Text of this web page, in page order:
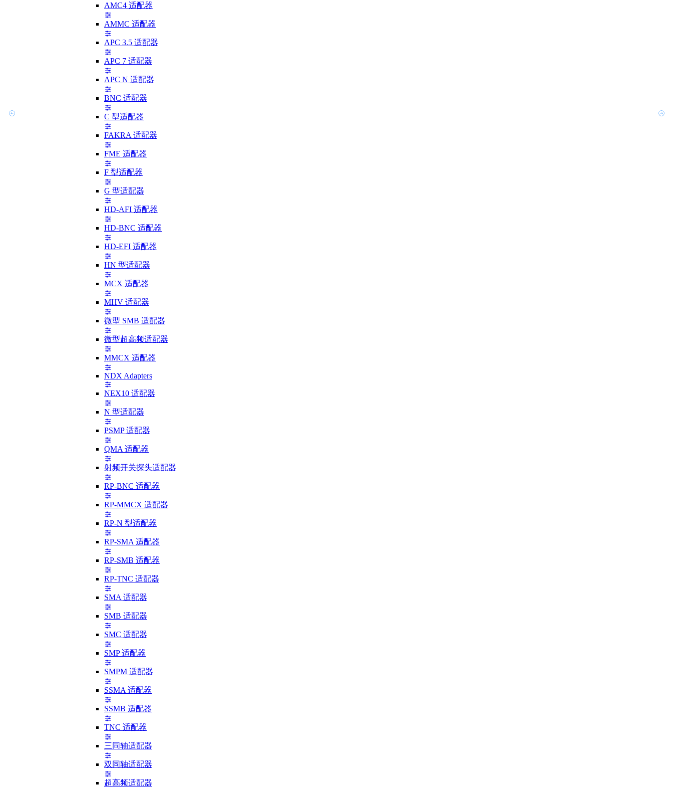
AMC4 适配器
AMMC 适配器
APC 3.5 适配器
APC 7 适配器
APC N 适配器
BNC 适配器
C 型适配器
FAKRA 适配器
FME 适配器
F 型适配器
G 型适配器
HD-AFI 适配器
HD-BNC 适配器
HD-EFI 适配器
HN 型适配器
MCX 适配器
MHV 适配器
微型 SMB 适配器
微型超高频适配器
MMCX 适配器
NDX Adapters
NEX10 适配器
N 型适配器
PSMP 适配器
QMA 适配器
射频开关探头适配器
RP-BNC 适配器
RP-MMCX 适配器
RP-N 型适配器
RP-SMA 适配器
RP-SMB 适配器
RP-TNC 适配器
SMA 适配器
SMB 适配器
SMC 适配器
SMP 适配器
SMPM 适配器
SSMA 适配器
SSMB 适配器
TNC 适配器
三同轴适配器
双同轴适配器
超高频适配器